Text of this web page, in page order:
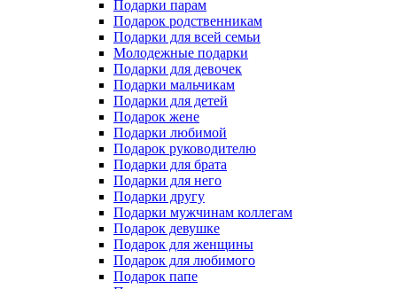
Подарки парам
Подарок родственникам
Подарки для всей семьи
Молодежные подарки
Подарки для девочек
Подарки мальчикам
Подарки для детей
Подарок жене
Подарки любимой
Подарок руководителю
Подарки для брата
Подарки для него
Подарки другу
Подарки мужчинам коллегам
Подарок девушке
Подарок для женщины
Подарок для любимого
Подарок папе